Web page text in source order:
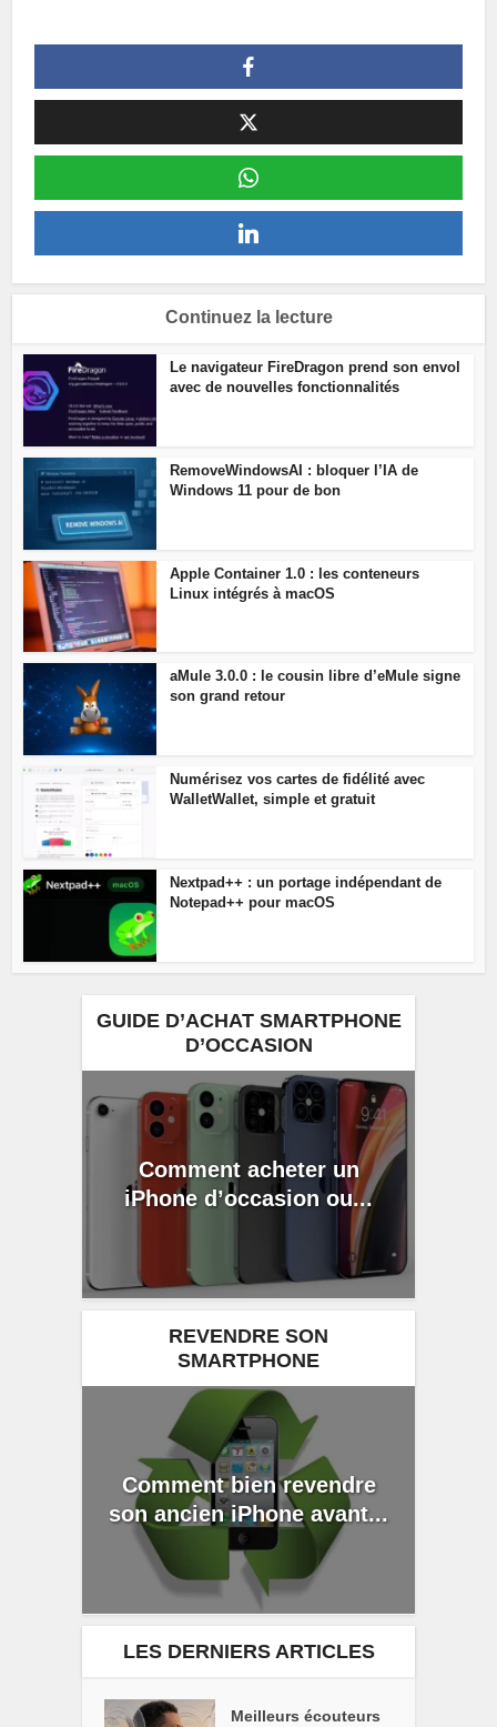
Continuez la lecture
Le navigateur FireDragon prend son envol
avec de nouvelles fonctionnalités
RemoveWindowsAI : bloquer l’IA de
Windows 11 pour de bon
Apple Container 1.0 : les conteneurs
Linux intégrés à macOS
aMule 3.0.0 : le cousin libre d’eMule signe
son grand retour
Numérisez vos cartes de fidélité avec
WalletWallet, simple et gratuit
Nextpad++ : un portage indépendant de
Notepad++ pour macOS
GUIDE D’ACHAT SMARTPHONE
D’OCCASION
Comment acheter un
iPhone d’occasion ou...
REVENDRE SON
SMARTPHONE
Comment bien revendre
son ancien iPhone avant...
LES DERNIERS ARTICLES
Meilleurs écouteurs